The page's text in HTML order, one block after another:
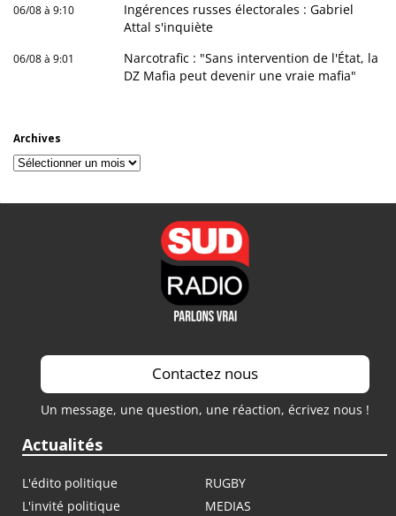
06/08 à 9:10
Ingérences russes électorales : Gabriel
Attal s'inquiète
06/08 à 9:01
Narcotrafic : "Sans intervention de l'État, la
DZ Mafia peut devenir une vraie mafia"
Archives
Archives
Contactez nous
Un message, une question, une réaction, écrivez nous !
Actualités
L'édito politique
RUGBY
L'invité politique
MEDIAS